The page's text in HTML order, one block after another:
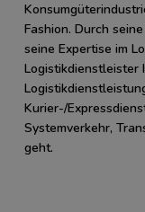
Fashion. Durch
seine Expertise im
Logistikdienstleister
Kurier-/
Systemverkehr,
geht.